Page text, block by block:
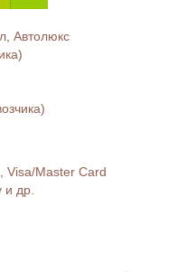
Автолюкс
Visa/Master Card
др.